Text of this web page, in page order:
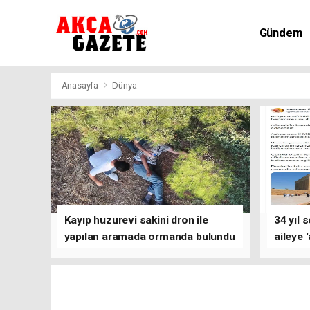
Gündem
Anasayfa Dünya
Kayıp huzurevi sakini dron ile
yapılan aramada ormanda bulundu
34 yıl
aileye